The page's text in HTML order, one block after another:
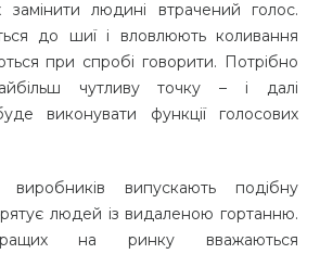
замінити людині втрачений голос.
до шиї і вловлюють коливання
при спробі говорити. Потрібно
чутливу точку – і далі
виконувати функції голосових
виробників випускають подібну
людей із видаленою гортанню.
на ринку вважаються